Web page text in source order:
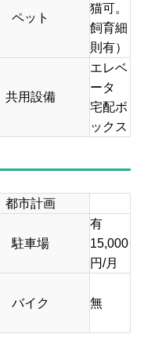
ペット
猫可。
飼育細
則有）
共用設備
エレベ
ータ
宅配ボ
ックス
都市計画
駐車場
有
15,000
円/月
バイク 無